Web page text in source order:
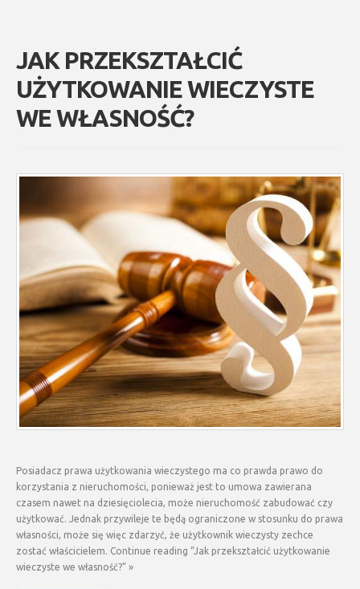
JAK PRZEKSZTAŁCIĆ
UŻYTKOWANIE WIECZYSTE
WE WŁASNOŚĆ?
Posiadacz prawa użytkowania wieczystego ma co prawda prawo do
korzystania z nieruchomości, ponieważ jest to umowa zawierana
czasem nawet na dziesięciolecia, może nieruchomość zabudować czy
użytkować. Jednak przywileje te będą ograniczone w stosunku do prawa
własności, może się więc zdarzyć, że użytkownik wieczysty zechce
zostać właścicielem. Continue reading “Jak przekształcić użytkowanie
wieczyste we własność?” »